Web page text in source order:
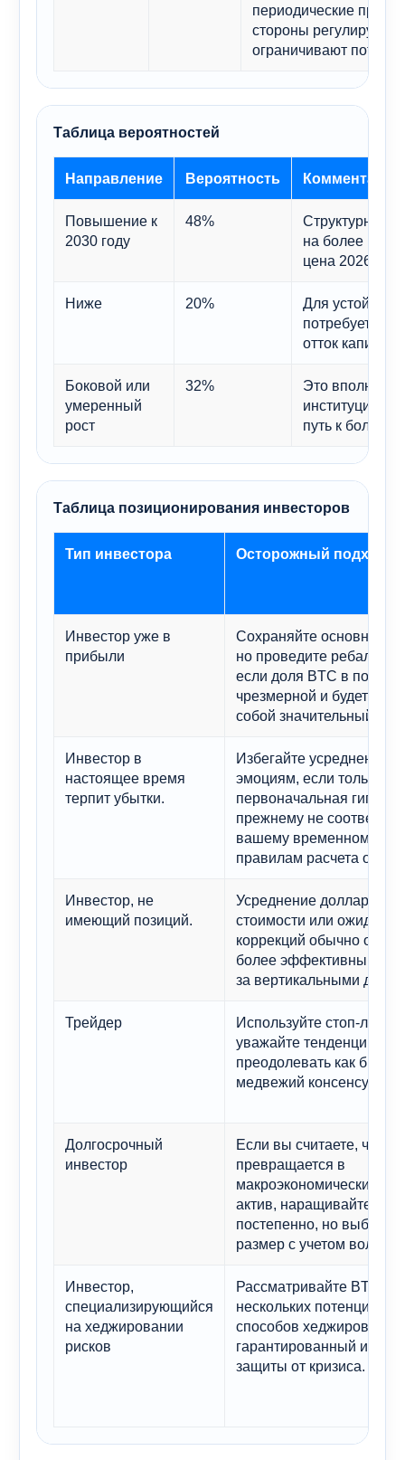
периодические
стороны
ограничивают
Таблица вероятностей
Направление Вероятность Комментарий
Повышение к
2030 году
48%
Структурные
на более
цена 2026
Ниже 20%
Для
потребуется
отток
Боковой или
умеренный
рост
32%
Это вполне
путь к более
Таблица позиционирования инвесторов
Тип инвестора Осторожный подход
Инвестор уже в
прибыли
Сохраняйте основную
но проведите
если доля BTC в
чрезмерной и будет
собой значительный
Инвестор в
настоящее время
терпит убытки.
Избегайте усреднения
эмоциям, если только
первоначальная
прежнему не
вашему временному
правилам расчета
Инвестор, не
имеющий позиций.
Усреднение долларовой
стоимости или ожидание
коррекций обычно
более эффективным,
за вертикальными
Трейдер
Используйте стоп-лосс и
уважайте тенденцию
преодолевать как
медвежий консенсус.
Долгосрочный
инвестор
Если вы считаете, что
превращается в
макроэкономический
актив, наращивайте
постепенно, но
размер с учетом
Инвестор,
специализирующийся
на хеджировании
рисков
Рассматривайте BTC
нескольких
способов
гарантированный
защиты от кризиса.